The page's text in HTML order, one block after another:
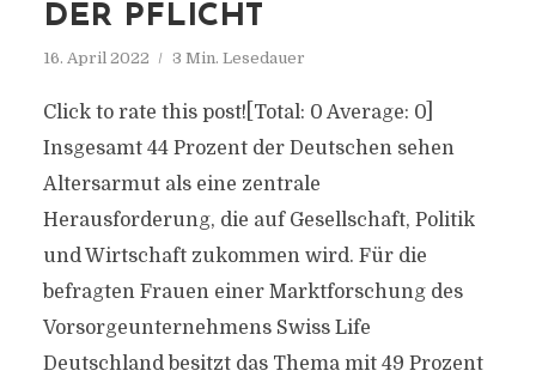
DER PFLICHT
16. April 2022 3 Min. Lesedauer
Click to rate this post![Total: 0 Average: 0]
Insgesamt 44 Prozent der Deutschen sehen
Altersarmut als eine zentrale
Herausforderung, die auf Gesellschaft, Politik
und Wirtschaft zukommen wird. Für die
befragten Frauen einer Marktforschung des
Vorsorgeunternehmens Swiss Life
Deutschland besitzt das Thema mit 49 Prozent